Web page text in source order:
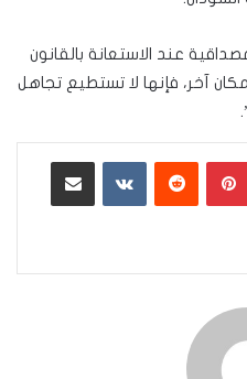
عند الاستعانة بالقانون
آخر، فإنها لا تستطيع تجاهل
بينتيريست مشاركة عبر البريد